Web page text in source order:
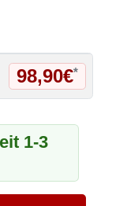
98,90€*
1-3